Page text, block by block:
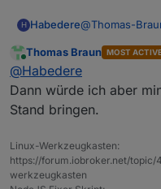
H Habedere@Thomas-
Fall schon mal.
Das hört sich
blöd an - aber
Möchte dir
stehen. Sobald
ich mich
Jetzt ist erst
Online
Thomas Braun MOST
@Habedere
Dann würde ich aber
Stand bringen.
Linux-Werkzeugkasten:
https://forum.iobroker.net/
werkzeugkasten